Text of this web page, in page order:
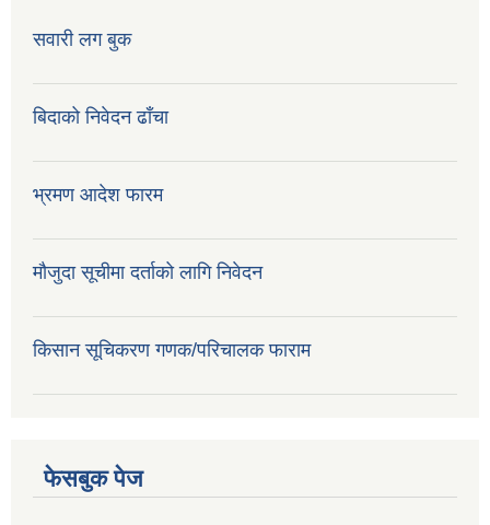
सवारी लग बुक
बिदाको निवेदन ढाँचा
भ्रमण आदेश फारम
मौजुदा सूचीमा दर्ताको लागि निवेदन
किसान सूचिकरण गणक/परिचालक फाराम
फेसबुक पेज